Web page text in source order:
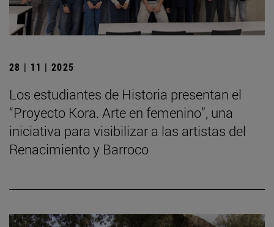
28 | 11 | 2025
Los estudiantes de Historia presentan el
“Proyecto Kora. Arte en femenino”, una
iniciativa para visibilizar a las artistas del
Renacimiento y Barroco